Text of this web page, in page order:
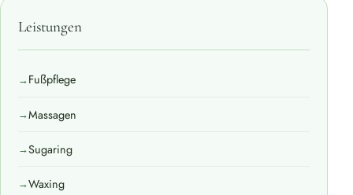
Leistungen
Fußpflege
Massagen
Sugaring
Waxing